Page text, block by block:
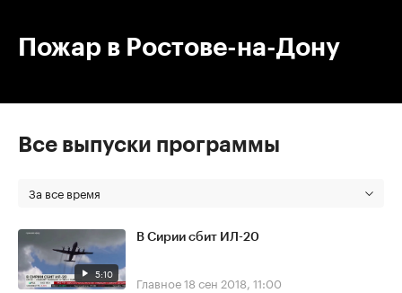
Пожар в Ростове-на-Дону
Все выпуски программы
За все время
5:10
В Сирии сбит ИЛ-20
Главное18 сен 2018, 11:00